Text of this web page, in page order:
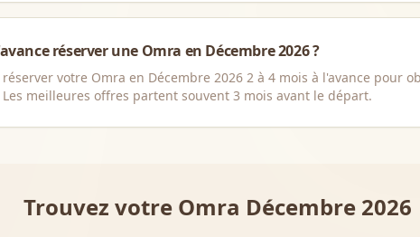
réserver une Omra en Décembre 2026 ?
votre Omra en Décembre 2026 2 à 4 mois à l'avance pour
meilleures offres partent souvent 3 mois avant le départ.
Trouvez votre Omra Décembre 2026